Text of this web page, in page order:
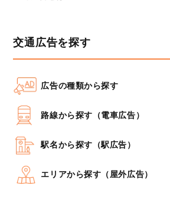
交通広告を探す
広告の種類から探す
路線から探す（電車広告）
駅名から探す（駅広告）
エリアから探す（屋外広告）